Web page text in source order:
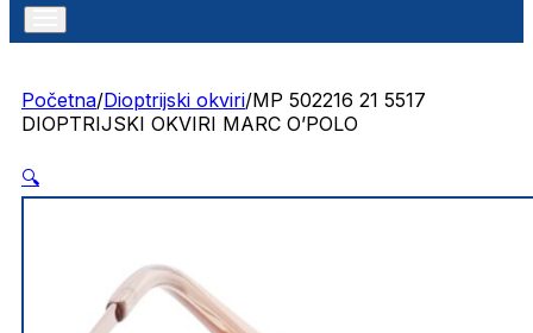
Početna/Dioptrijski okviri/MP 502216 21 5517
DIOPTRIJSKI OKVIRI MARC O’POLO
🔍